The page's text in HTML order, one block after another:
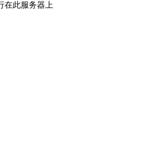
在此服务器上